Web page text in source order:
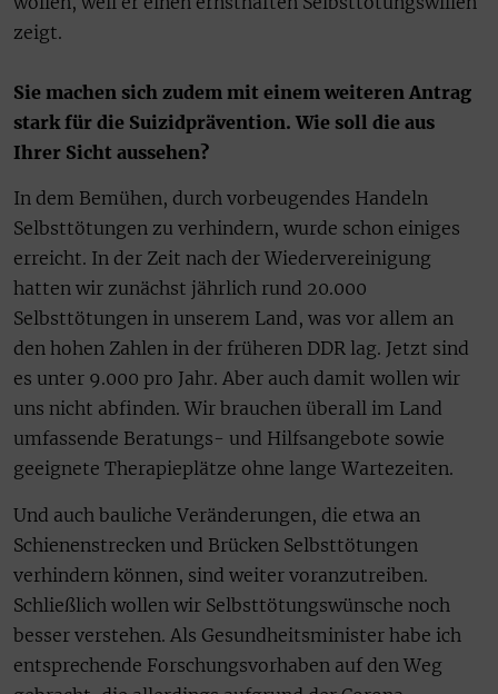
zeigt.
Sie machen sich zudem mit einem weiteren Antrag
stark für die Suizidprävention. Wie soll die aus
Ihrer Sicht aussehen?
In dem Bemühen, durch vorbeugendes Handeln
Selbsttötungen zu verhindern, wurde schon einiges
erreicht. In der Zeit nach der Wiedervereinigung
hatten wir zunächst jährlich rund 20.000
Selbsttötungen in unserem Land, was vor allem an
den hohen Zahlen in der früheren DDR lag. Jetzt sind
es unter 9.000 pro Jahr. Aber auch damit wollen wir
uns nicht abfinden. Wir brauchen überall im Land
umfassende Beratungs- und Hilfsangebote sowie
geeignete Therapieplätze ohne lange Wartezeiten.
Und auch bauliche Veränderungen, die etwa an
Schienenstrecken und Brücken Selbsttötungen
verhindern können, sind weiter voranzutreiben.
Schließlich wollen wir Selbsttötungswünsche noch
besser verstehen. Als Gesundheitsminister habe ich
entsprechende Forschungsvorhaben auf den Weg